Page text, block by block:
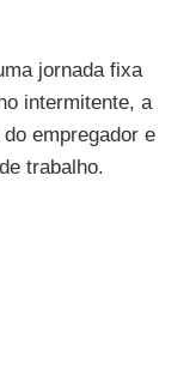
jornada fixa
intermitente, a
empregador e
trabalho.